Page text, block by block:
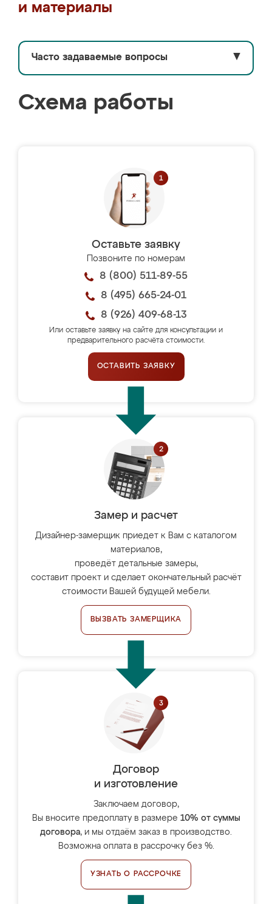
и материалы
Часто задаваемые вопросы ▼
Схема работы
Оставьте заявку
Позвоните по номерам
8 (800) 511-89-55
8 (495) 665-24-01
8 (926) 409-68-13
Или оставьте заявку на сайте для консультации и
предварительного расчёта стоимости.
ОСТАВИТЬ ЗАЯВКУ
Замер и расчет
Дизайнер-замерщик приедет к Вам с каталогом
материалов,
проведёт детальные замеры,
составит проект и сделает окончательный расчёт
стоимости Вашей будущей мебели.
ВЫЗВАТЬ ЗАМЕРЩИКА
Договор
и изготовление
Заключаем договор,
Вы вносите предоплату в размере 10% от суммы
договора, и мы отдаём заказ в производство.
Возможна оплата в рассрочку без %.
УЗНАТЬ О РАССРОЧКЕ